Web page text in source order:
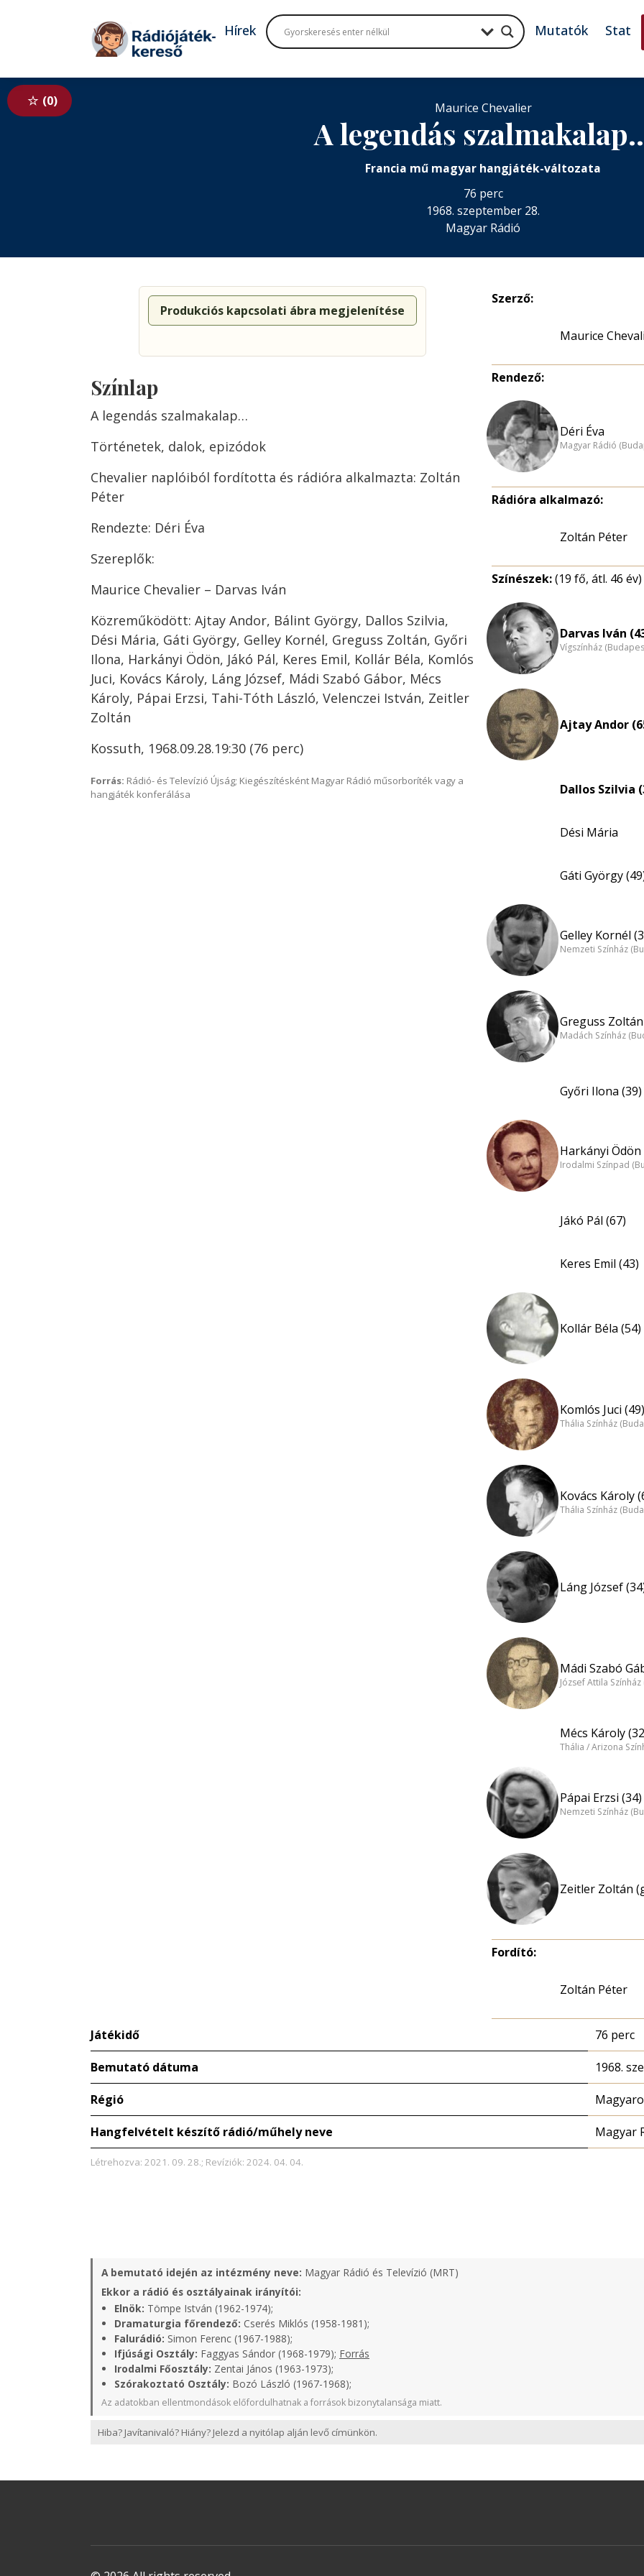
Tovább a tartalomhoz
Hírek Mutatók Stat
0 Maurice Chevalier
A legendás
Francia mű magyar hangjáték-változata
76 perc
1968. szeptember 28.
Magyar Rádió
Produkciós kapcsolati ábra megjelenítése
Színlap
A legendás szalmakalap…
Történetek, dalok, epizódok
Chevalier naplóiból fordította és rádióra alkalmazta: Zoltán
Péter
Rendezte: Déri Éva
Szereplők:
Maurice Chevalier – Darvas Iván
Közreműködött: Ajtay Andor, Bálint György, Dallos Szilvia,
Dési Mária, Gáti György, Gelley Kornél, Greguss Zoltán, Győri
Ilona, Harkányi Ödön, Jákó Pál, Keres Emil, Kollár Béla, Komlós
Juci, Kovács Károly, Láng József, Mádi Szabó Gábor, Mécs
Károly, Pápai Erzsi, Tahi-Tóth László, Velenczei István, Zeitler
Zoltán
Kossuth, 1968.09.28.19:30 (76 perc)
Forrás: Rádió- és Televízió Újság; Kiegészítésként Magyar Rádió műsorboríték vagy a
hangjáték konferálása
Szerző:
Maurice
Rendező:
Déri Éva
Magyar Rádió
Rádióra alkalmazó:
Zoltán Péter
Színészek:(19 fő, átl. 46 év)
Darvas Iván
Vígszínház
Ajtay Andor
Dallos Szilvia
Dési Mária
Gáti György
Gelley Kornél
Nemzeti Színház
Greguss
Madách Színház
Győri Ilona (39)
Harkányi Ödön
Irodalmi Színpad
Jákó Pál (67)
Keres Emil (43)
Kollár Béla (54)
Komlós Juci (49)
Thália Színház
Kovács Károly
Thália Színház
Láng József
Mádi Szabó
József Attila
Mécs Károly
Thália / Arizona
Pápai Erzsi (34)
Nemzeti Színház
Zeitler Zoltán
Fordító:
Zoltán Péter
Játékidő 76 perc
Bemutató dátuma 1968.
Régió
Hangfelvételt készítő rádió/műhely neve Magyar
Létrehozva: 2021. 09. 28.; Revíziók: 2024. 04. 04.
A bemutató idején az intézmény neve: Magyar Rádió és Televízió (MRT)
Ekkor a rádió és osztályainak irányítói:
Elnök: Tömpe István (1962-1974);
Dramaturgia főrendező: Cserés Miklós (1958-1981);
Falurádió: Simon Ferenc (1967-1988);
Ifjúsági Osztály: Faggyas Sándor (1968-1979); Forrás
Irodalmi Főosztály: Zentai János (1963-1973);
Szórakoztató Osztály: Bozó László (1967-1968);
Az adatokban ellentmondások előfordulhatnak a források bizonytalansága miatt.
Hiba? Javítanivaló? Hiány? Jelezd a nyitólap alján levő címünkön.